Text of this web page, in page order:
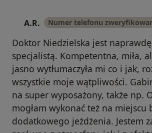
A.R. Numer telefonu
Doktor Niedzielska jest
specjalistą. Kompetentna, miła,
jasno wytłumaczyła mi co i jak,
wszystkie moje wątpliwości.
na super wyposażony, także np.
mogłam wykonać też na miejscu
dodatkowego jeżdżenia. Jestem